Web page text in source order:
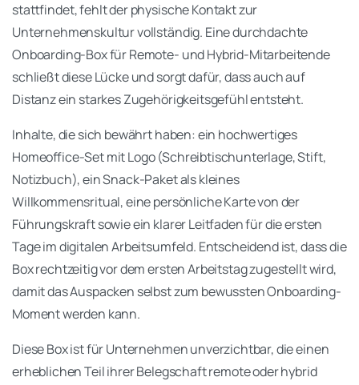
stattfindet, fehlt der physische Kontakt zur
Unternehmenskultur vollständig. Eine durchdachte
Onboarding-Box für Remote- und Hybrid-Mitarbeitende
schließt diese Lücke und sorgt dafür, dass auch auf
Distanz ein starkes Zugehörigkeitsgefühl entsteht.
Inhalte, die sich bewährt haben: ein hochwertiges
Homeoffice-Set mit Logo (Schreibtischunterlage, Stift,
Notizbuch), ein Snack-Paket als kleines
Willkommensritual, eine persönliche Karte von der
Führungskraft sowie ein klarer Leitfaden für die ersten
Tage im digitalen Arbeitsumfeld. Entscheidend ist, dass die
Box rechtzeitig vor dem ersten Arbeitstag zugestellt wird,
damit das Auspacken selbst zum bewussten Onboarding-
Moment werden kann.
Diese Box ist für Unternehmen unverzichtbar, die einen
erheblichen Teil ihrer Belegschaft remote oder hybrid